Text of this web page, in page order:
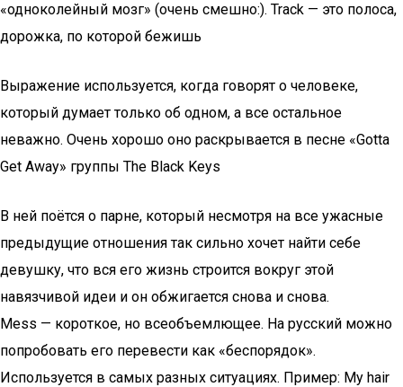
«одноколейный мозг» (очень смешно:). Track — это полоса,
дорожка, по которой бежишь
Выражение используется, когда говорят о человеке,
который думает только об одном, а все остальное
неважно. Очень хорошо оно раскрывается в песне «Gotta
Get Away» группы The Black Keys
В ней поётся о парне, который несмотря на все ужасные
предыдущие отношения так сильно хочет найти себе
девушку, что вся его жизнь строится вокруг этой
навязчивой идеи и он обжигается снова и снова.
Mess — короткое, но всеобъемлющее. На русский можно
попробовать его перевести как «беспорядок».
Используется в самых разных ситуациях. Пример: My hair